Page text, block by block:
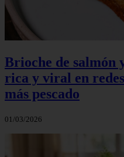
Brioche de salmón
rica y viral en
más pescado
01/03/2026